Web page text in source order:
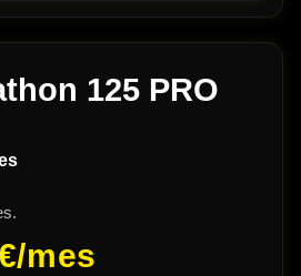
125 PRO
mes